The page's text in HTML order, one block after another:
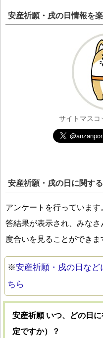
安産祈願・戌の日情報を
サイトマスコ
安産祈願・戌の日に関す
アンケートを行っていま
答結果が表示され、みな
度合いを見ることができま
※安産祈願・戌の日など
ちら
安産祈願 いつ、どの日
定ですか）？